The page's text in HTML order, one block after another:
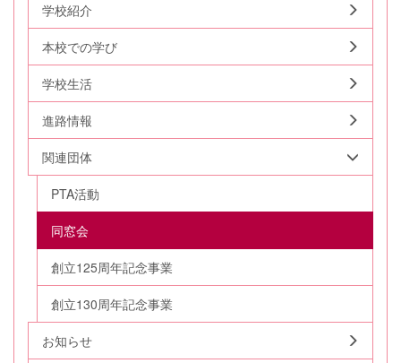
学校紹介
本校での学び
学校生活
進路情報
関連団体
PTA活動
同窓会
創立125周年記念事業
創立130周年記念事業
お知らせ